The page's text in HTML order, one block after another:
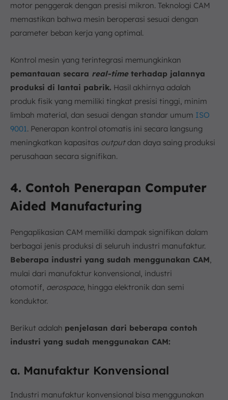
motor penggerak dengan presisi mikron. Teknologi CAM
memastikan bahwa mesin beroperasi sesuai dengan
parameter beban kerja yang optimal.
Kontrol mesin yang terintegrasi memungkinkan
pemantauan secara real-timeterhadap jalannya
produksi di lantai pabrik. Hasil akhirnya adalah
produk fisik yang memiliki tingkat presisi tinggi, minim
limbah material, dan sesuai dengan standar umum ISO
9001. Penerapan kontrol otomatis ini secara langsung
meningkatkan kapasitas outputdan daya saing produksi
perusahaan secara signifikan.
4. Contoh Penerapan Computer
Aided Manufacturing
Pengaplikasian CAM memiliki dampak signifikan dalam
berbagai jenis produksi di seluruh industri manufaktur.
Beberapa industri yang sudah menggunakan CAM,
mulai dari manufaktur konvensional, industri
otomotif, aerospace, hingga elektronik dan semi
konduktor.
Berikut adalah penjelasan dari beberapa contoh
industri yang sudah menggunakan CAM:
a. Manufaktur Konvensional
Industri manufaktur konvensional bisa menggunakan